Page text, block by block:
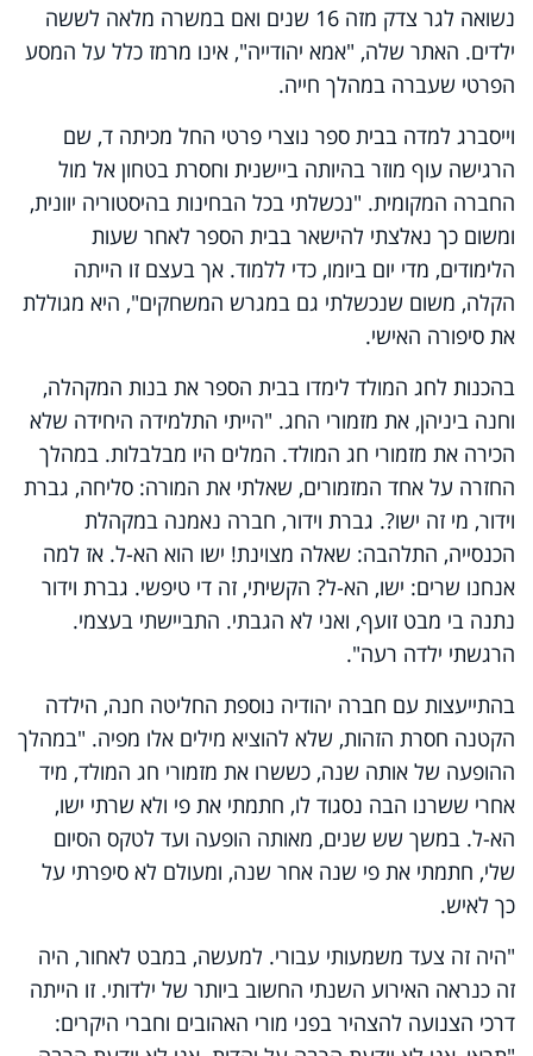
נשואה לגר צדק מזה 16 שנים ואם במשרה מלאה לששה
ילדים. האתר שלה, "אמא יהודייה", אינו מרמז כלל על המסע
הפרטי שעברה במהלך חייה.
וייסברג למדה בבית ספר נוצרי פרטי החל מכיתה ד, שם
הרגישה עוף מוזר בהיותה ביישנית וחסרת בטחון אל מול
החברה המקומית. "נכשלתי בכל הבחינות בהיסטוריה יוונית,
ומשום כך נאלצתי להישאר בבית הספר לאחר שעות
הלימודים, מדי יום ביומו, כדי ללמוד. אך בעצם זו הייתה
הקלה, משום שנכשלתי גם במגרש המשחקים", היא מגוללת
את סיפורה האישי.
בהכנות לחג המולד לימדו בבית הספר את בנות המקהלה,
וחנה ביניהן, את מזמורי החג. "הייתי התלמידה היחידה שלא
הכירה את מזמורי חג המולד. המלים היו מבלבלות. במהלך
החזרה על אחד המזמורים, שאלתי את המורה: סליחה, גברת
וידור, מי זה ישו?. גברת וידור, חברה נאמנה במקהלת
הכנסייה, התלהבה: שאלה מצוינת! ישו הוא הא-ל. אז למה
אנחנו שרים: ישו, הא-ל? הקשיתי, זה די טיפשי. גברת וידור
נתנה בי מבט זועף, ואני לא הגבתי. התביישתי בעצמי.
הרגשתי ילדה רעה".
בהתייעצות עם חברה יהודיה נוספת החליטה חנה, הילדה
הקטנה חסרת הזהות, שלא להוציא מילים אלו מפיה. "במהלך
ההופעה של אותה שנה, כששרו את מזמורי חג המולד, מיד
אחרי ששרנו הבה נסגוד לו, חתמתי את פי ולא שרתי ישו,
הא-ל. במשך שש שנים, מאותה הופעה ועד לטקס הסיום
שלי, חתמתי את פי שנה אחר שנה, ומעולם לא סיפרתי על
כך לאיש.
"היה זה צעד משמעותי עבורי. למעשה, במבט לאחור, היה
זה כנראה האירוע השנתי החשוב ביותר של ילדותי. זו הייתה
דרכי הצנועה להצהיר בפני מורי האהובים וחברי היקרים: